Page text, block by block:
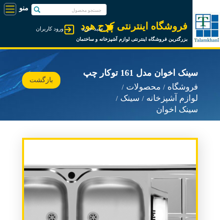
فروشگاه اینترنتی کرج هود
بزرگترین فروشگاه اینترنتی لوازم آشپزخانه و ساختمان
ورود کاربران سبد خرید
سینک اخوان مدل 161 توکار چپ
فروشگاه
محصولات
لوازم آشپزخانه
سینک
سینک اخوان
بازگشت